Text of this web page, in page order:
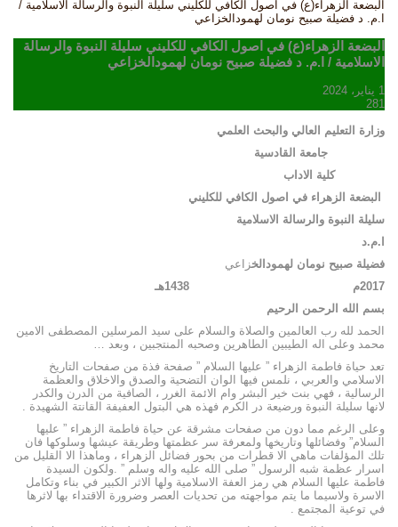
البضعة الزهراء(ع) في اصول الكافي للكليني سليلة النبوة والرسالة الاسلامية /
ا.م. د فضيلة صبيح نومان لهمودالخزاعي
البضعة الزهراء(ع) في اصول الكافي للكليني سليلة النبوة والرسالة
الاسلامية / ا.م. د فضيلة صبيح نومان لهمودالخزاعي
1 يناير، 2024
281
وزارة التعليم العالي والبحث العلمي
جامعة القادسية
كلية الاداب
البضعة الزهراء في اصول الكافي للكليني
سليلة النبوة والرسالة الاسلامية
ا.م.د
فضيلة صبيح نومان لهمودالخزاعي
2017م 1438هـ
بسم الله الرحمن الرحيم
الحمد لله رب العالمين والصلاة والسلام على سيد المرسلين المصطفى الامين
محمد وعلى اله الطيبين الطاهرين وصحبه المنتجبين ، وبعد …
تعد حياة فاطمة الزهراء ” عليها السلام ” صفحة فذة من صفحات التاريخ
الاسلامي والعربي ، نلمس فيها الوان التضحية والصدق والاخلاق والعظمة
الرسالية ، فهي بنت خير البشر وام الائمة الغرر ، الصافية من الدرن والكدر
لانها سليلة النبوة ورضيعة در الكرم فهذه هي البتول العفيفة القانتة الشهيدة .
وعلى الرغم مما دون من صفحات مشرقة عن حياة فاطمة الزهراء ” عليها
السلام” وفضائلها وتاريخها ولمعرفة سر عظمتها وطريقة عيشها وسلوكها فان
تلك المؤلفات ماهي الا قطرات من بحور فضائل الزهراء ، وماهذا الا القليل من
اسرار عظمة شبه الرسول ” صلى الله عليه واله وسلم ” .ولكون السيدة
فاطمة عليها السلام هي رمز العفة الاسلامية ولها الاثر الكبير في بناء وتكامل
الاسرة ولاسيما ما يتم مواجهته من تحديات العصر وضرورة الاقتداء بها لاثرها
في توعية المجتمع .